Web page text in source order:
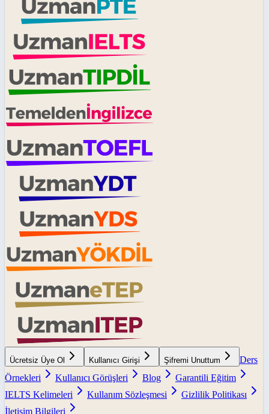
Ücretsiz Üye Ol Kullanıcı Girişi Şifremi Unuttum
Ders
Örnekleri
Kullanıcı Görüşleri Blog
Garantili Eğitim
IELTS Kelimeleri
Kullanım Sözleşmesi
Gizlilik Politikası
İletişim Bilgileri